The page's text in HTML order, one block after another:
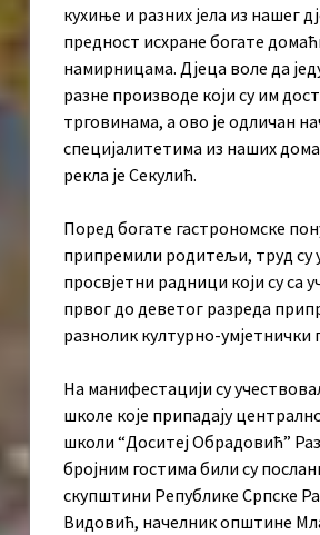
кухиње и разних јела из нашег
предност исхране богате
намирницама. Дјеца воле да
разне производе који су им
трговинама, а ово је одличан
специјалитетима из наших
рекла је Секулић.
Поред богате гастрономске
припремили родитељи, труд су
просвјетни радници који су са
првог до деветог разреда
разнолик културно-умјетнички
На манифестацији су
школе које припадају
школи “Доситеј Обрадовић”
бројним гостима били су
скупштини Републике Српске
Видовић, начелник општине